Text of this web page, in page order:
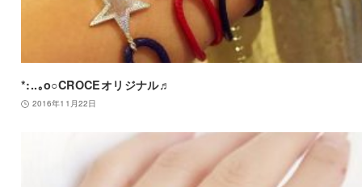
*:..｡o○CROCEオリジナル♬
2016年11月22日